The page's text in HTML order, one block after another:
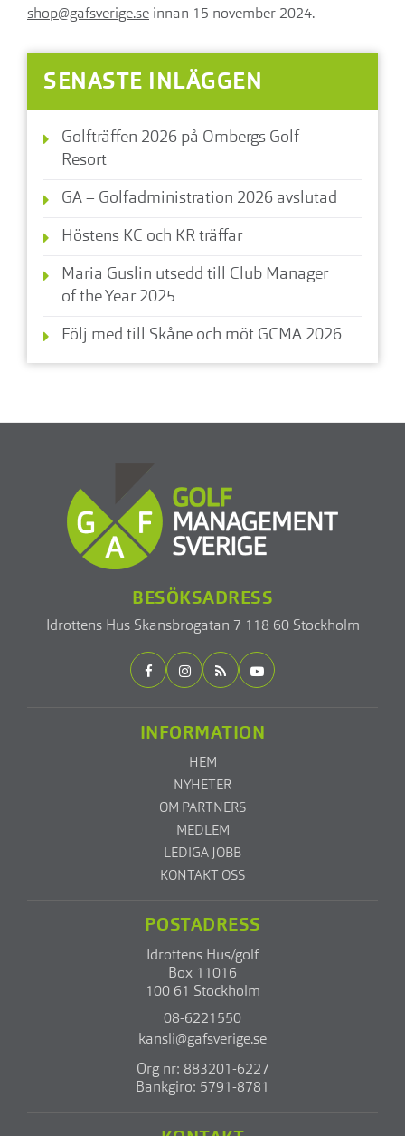
shop@gafsverige.se innan 15 november 2024.
SENASTE INLÄGGEN
Golfträffen 2026 på Ombergs Golf
Resort
GA – Golfadministration 2026 avslutad
Höstens KC och KR träffar
Maria Guslin utsedd till Club Manager
of the Year 2025
Följ med till Skåne och möt GCMA 2026
BESÖKSADRESS
Idrottens HusSkansbrogatan 7 118 60 Stockholm
INFORMATION
HEM
NYHETER
OM PARTNERS
MEDLEM
LEDIGA JOBB
KONTAKT OSS
POSTADRESS
Idrottens Hus/golf
Box 11016
100 61 Stockholm
08-6221550
kansli@gafsverige.se
Org nr: 883201-6227
Bankgiro: 5791-8781